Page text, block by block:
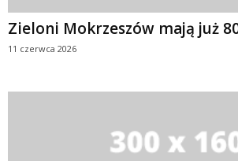
Zieloni Mokrzeszów mają już
11 czerwca 2026